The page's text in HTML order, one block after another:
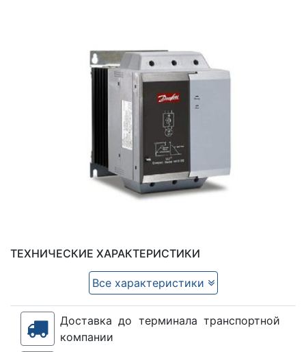
ТЕХНИЧЕСКИЕ ХАРАКТЕРИСТИКИ
Все характеристики
Доставка до терминала транспортной
компании